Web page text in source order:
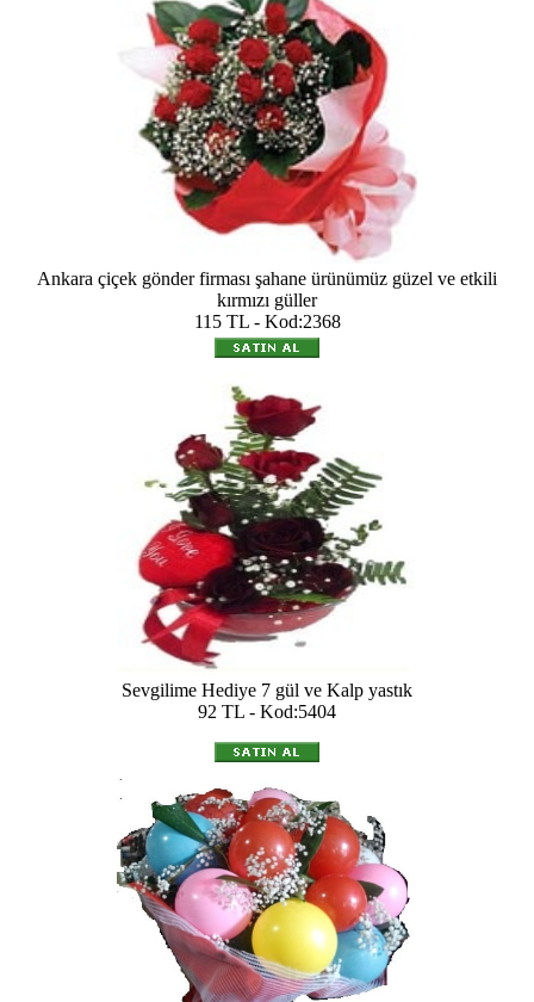
Ankara çiçek gönder firması şahane ürünümüz güzel ve etkili
kırmızı güller
115 TL - Kod:2368
Sevgilime Hediye 7 gül ve Kalp yastık
92 TL - Kod:5404